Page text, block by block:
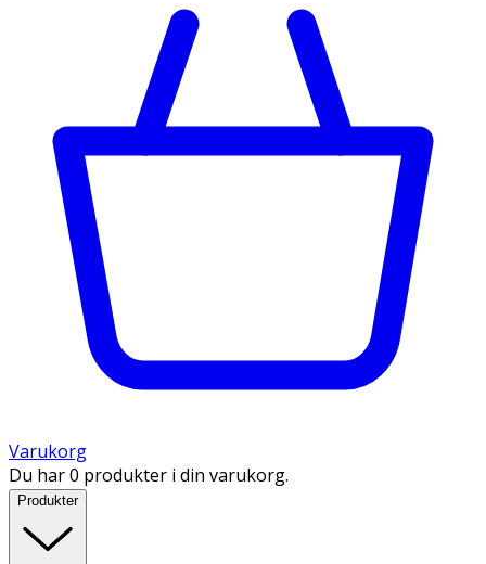
Varukorg
Du har 0 produkter i din varukorg.
Produkter